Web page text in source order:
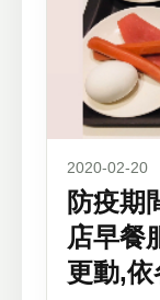
2020-02-20
防疫期
店早餐
更動,